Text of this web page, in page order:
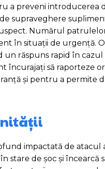
a preveni introducerea
supraveghere
Numărul
în situații de urgență.
răspuns rapid în
încurajați să raporteze
și pentru a
impactată de atacul
stare de șoc și